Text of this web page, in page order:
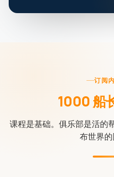
订阅
1000 船
课程是基础。俱乐部是活的
布世界的